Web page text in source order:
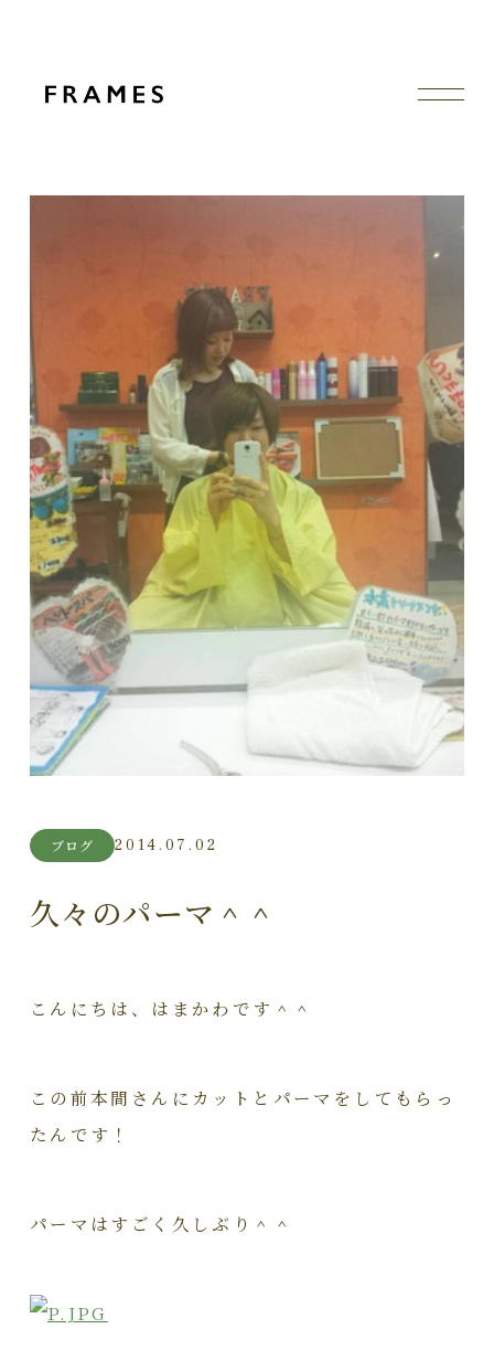
ブログ 2014.07.02
久々のパーマ＾＾
こんにちは、はまかわです＾＾
この前本間さんにカットとパーマをしてもらっ
たんです！
パーマはすごく久しぶり＾＾